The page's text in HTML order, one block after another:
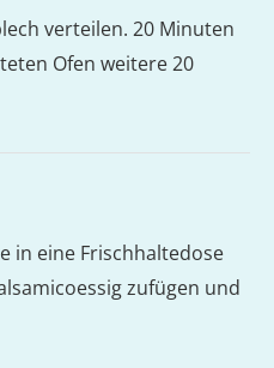
verteilen. 20 Minuten
Ofen weitere 20
in eine Frischhaltedose
zufügen und